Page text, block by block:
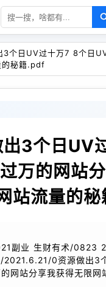
3个日UV过十万7 8个日
的秘籍.pdf
3个日UV
万的网站
站流量的
副业 生财有术/0823
/2021.6.21/0资源做出3
网站分享我获得无限网